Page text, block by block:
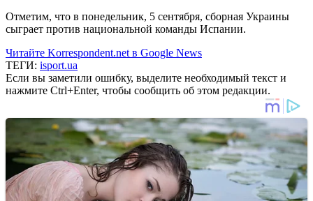
Отметим, что в понедельник, 5 сентября, сборная Украины
сыграет против национальной команды Испании.
Читайте Korrespondent.net в Google News
ТЕГИ: isport.ua
Если вы заметили ошибку, выделите необходимый текст и
нажмите Ctrl+Enter, чтобы сообщить об этом редакции.